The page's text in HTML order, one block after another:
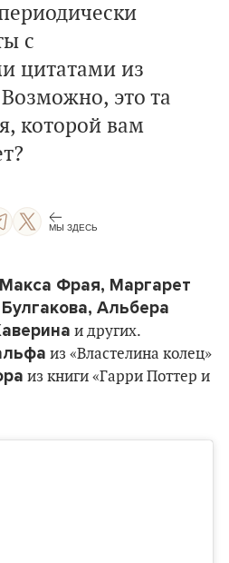
с
цитатами из
это та
которой вам
МЫ ЗДЕСЬ
Макса Фрая, Маргарет
Альбера
и других.
из «Властелина колец»
из книги «Гарри Поттер и